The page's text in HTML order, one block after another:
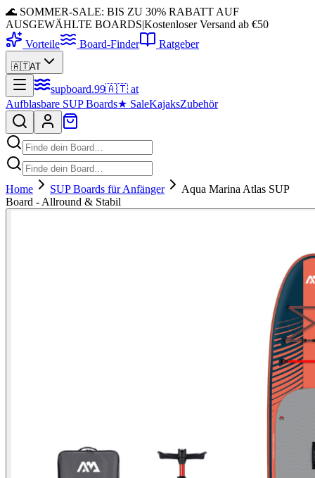
🌊 SOMMER-SALE: BIS ZU 30% RABATT AUF
AUSGEWÄHLTE BOARDS|Kostenloser Versand ab €50
Vorteile
Board-Finder Ratgeber
🇦🇹AT
supboard.99🇦🇹 at
Aufblasbare SUP Boards★ SaleKajaksZubehör
Home SUP Boards für Anfänger
Aqua Marina Atlas SUP
Board - Allround & Stabil